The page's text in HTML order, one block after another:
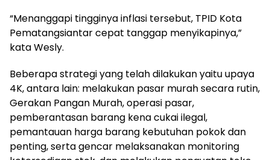
“Menanggapi tingginya inflasi tersebut, TPID Kota
Pematangsiantar cepat tanggap menyikapinya,”
kata Wesly.
Beberapa strategi yang telah dilakukan yaitu upaya
4K, antara lain: melakukan pasar murah secara rutin,
Gerakan Pangan Murah, operasi pasar,
pemberantasan barang kena cukai ilegal,
pemantauan harga barang kebutuhan pokok dan
penting, serta gencar melaksanakan monitoring